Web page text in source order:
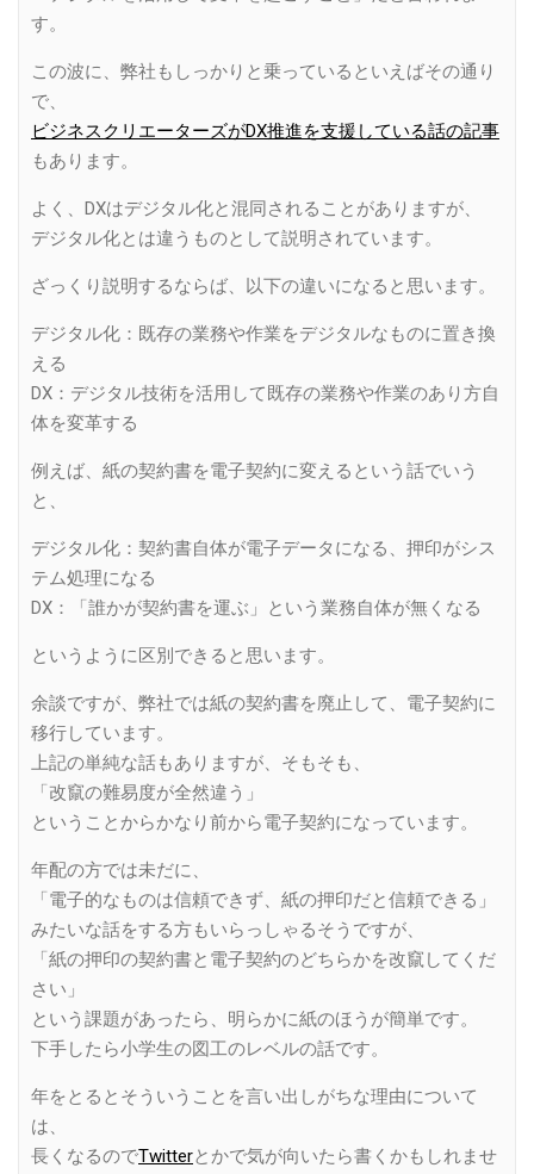
す。
この波に、弊社もしっかりと乗っているといえばその通り
で、
ビジネスクリエーターズがDX推進を支援している話の記事
もあります。
よく、DXはデジタル化と混同されることがありますが、
デジタル化とは違うものとして説明されています。
ざっくり説明するならば、以下の違いになると思います。
デジタル化：既存の業務や作業をデジタルなものに置き換
える
DX：デジタル技術を活用して既存の業務や作業のあり方自
体を変革する
例えば、紙の契約書を電子契約に変えるという話でいう
と、
デジタル化：契約書自体が電子データになる、押印がシス
テム処理になる
DX：「誰かが契約書を運ぶ」という業務自体が無くなる
というように区別できると思います。
余談ですが、弊社では紙の契約書を廃止して、電子契約に
移行しています。
上記の単純な話もありますが、そもそも、
「改竄の難易度が全然違う」
ということからかなり前から電子契約になっています。
年配の方では未だに、
「電子的なものは信頼できず、紙の押印だと信頼できる」
みたいな話をする方もいらっしゃるそうですが、
「紙の押印の契約書と電子契約のどちらかを改竄してくだ
さい」
という課題があったら、明らかに紙のほうが簡単です。
下手したら小学生の図工のレベルの話です。
年をとるとそういうことを言い出しがちな理由について
は、
長くなるのでTwitterとかで気が向いたら書くかもしれませ